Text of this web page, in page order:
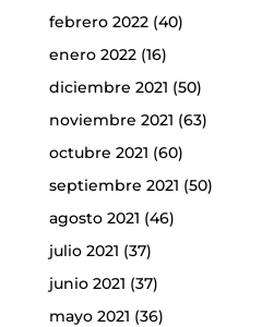
febrero 2022(40)
enero 2022(16)
diciembre 2021 (50)
noviembre 2021 (63)
octubre 2021 (60)
septiembre 2021 (50)
agosto 2021 (46)
julio 2021 (37)
junio 2021 (37)
mayo 2021 (36)